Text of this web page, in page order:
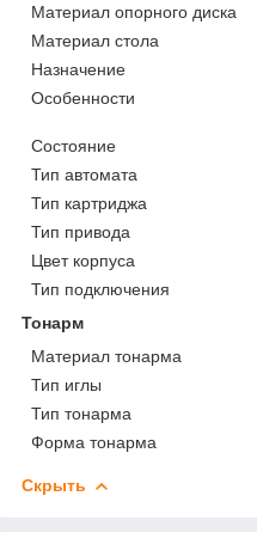
Материал опорного диска
Материал стола
Назначение
Особенности
Состояние
Тип автомата
Тип картриджа
Тип привода
Цвет корпуса
Тип подключения
Тонарм
Материал тонарма
Тип иглы
Тип тонарма
Форма тонарма
Скрыть